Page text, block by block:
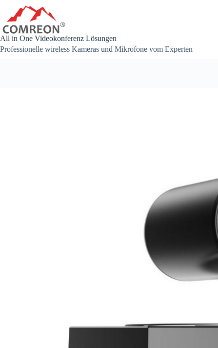
Inhalt
springen
All in One Videokonferenz Lösungen
Professionelle wireless Kameras und Mikrofone vom Experten